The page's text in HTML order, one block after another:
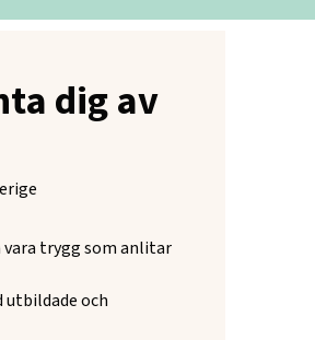
dig av
trygg som anlitar
och